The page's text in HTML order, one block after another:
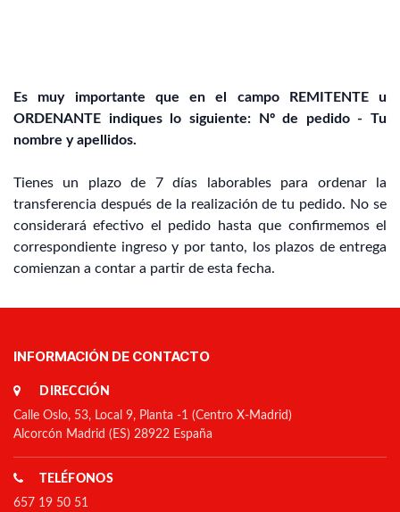
Es muy importante que en el campo REMITENTE u
ORDENANTE indiques lo siguiente: Nº de pedido - Tu
nombre y apellidos.
Tienes un plazo de 7 días laborables para ordenar la
transferencia después de la realización de tu pedido. No se
considerará efectivo el pedido hasta que confirmemos el
correspondiente ingreso y por tanto, los plazos de entrega
comienzan a contar a partir de esta fecha.
INFORMACIÓN DE CONTACTO
DIRECCIÓN
Calle Oslo, 53, Local 9, Planta -1 (Centro X-Madrid)
Alcorcón Madrid (ES) 28922 España
TELÉFONOS
657 19 50 51